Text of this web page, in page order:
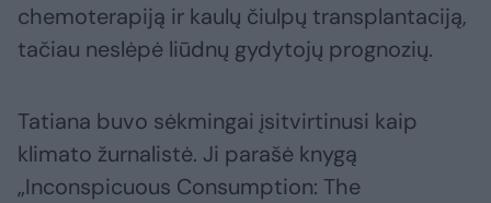
chemoterapiją ir kaulų čiulpų transplantaciją,
tačiau neslėpė liūdnų gydytojų prognozių.
Tatiana buvo sėkmingai įsitvirtinusi kaip
klimato žurnalistė. Ji parašė knygą
„Inconspicuous Consumption: The